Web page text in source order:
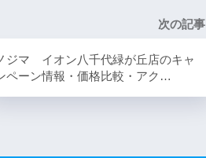
次の記事
ジマ イオン八千代緑が丘店のキャ
ペーン情報・価格比較・アク…